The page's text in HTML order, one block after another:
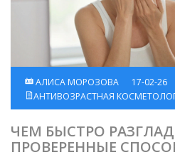
АЛИСА МОРОЗОВА
17-02-26
АНТИВОЗРАСТНАЯ
ЧЕМ БЫСТРО
ПРОВЕРЕННЫЕ